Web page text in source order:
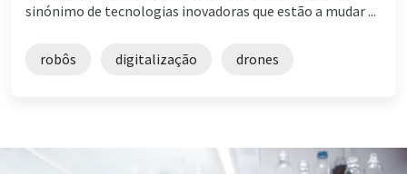
sinónimo de tecnologias inovadoras que estão a mudar ...
robôs digitalização drones